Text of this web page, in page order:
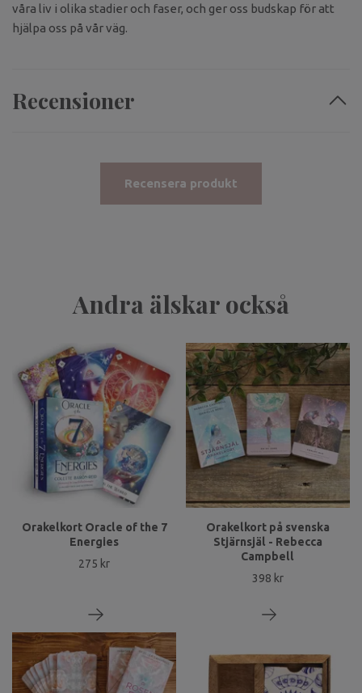
våra liv i olika stadier och faser, och ger oss budskap för att
hjälpa oss på vår väg.
Recensioner
Recensera produkt
Andra älskar också
Orakelkort Oracle of the 7
Energies
275 kr
Orakelkort på svenska
Stjärnsjäl - Rebecca
Campbell
398 kr